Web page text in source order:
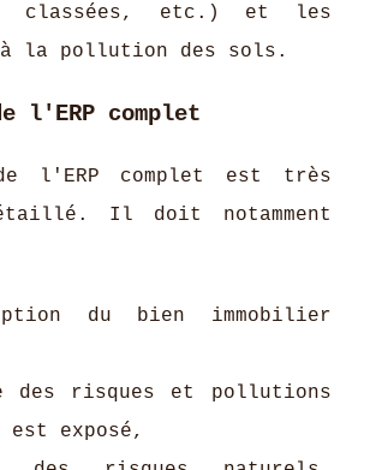
classées, etc.) et les
la pollution des sols.
l'ERP complet
l'ERP complet est très
Il doit notamment
du bien immobilier
des risques et pollutions
exposé,